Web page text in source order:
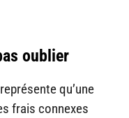
oublier
qu’une
frais connexes